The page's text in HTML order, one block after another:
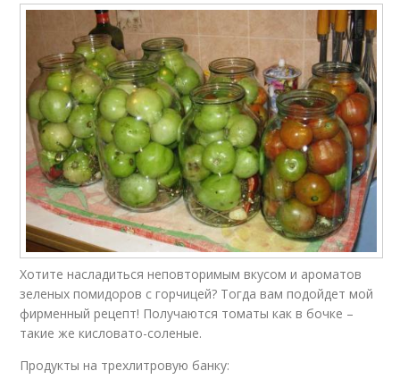
Хотите насладиться неповторимым вкусом и ароматов
зеленых помидоров с горчицей? Тогда вам подойдет мой
фирменный рецепт! Получаются томаты как в бочке –
такие же кисловато-соленые.
Продукты на трехлитровую банку: